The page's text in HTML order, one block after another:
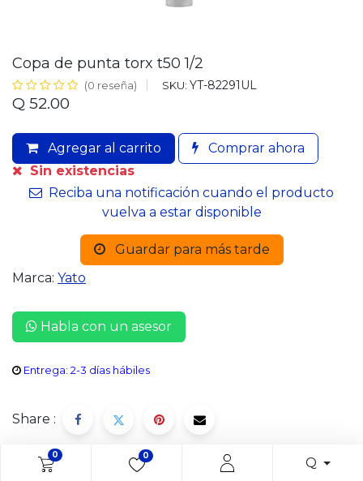
0 0 Q
Copa de punta torx t50 1/2
(0 reseña) SKU: YT-82291UL
Q 52.00
Agregar al carrito
Comprar ahora
Sin existencias
Reciba una notificación cuando el producto
vuelva a estar disponible
Guardar para más tarde
Marca: Yato
Habla con un asesor
Entrega: 2-3 días hábiles
Share :